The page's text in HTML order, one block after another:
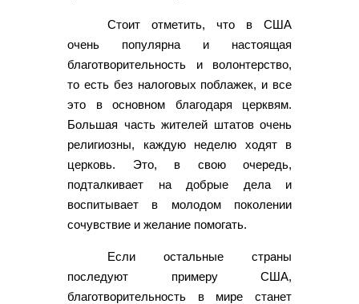
Стоит отметить, что в США
очень популярна и настоящая
благотворительность и волонтерство,
то есть без налоговых поблажек, и все
это в основном благодаря церквям.
Большая часть жителей штатов очень
религиозны, каждую неделю ходят в
церковь. Это, в свою очередь,
подталкивает на добрые дела и
воспитывает в молодом поколении
сочувствие и желание помогать.
Если остальные страны
последуют примеру США,
благотворительность в мире станет